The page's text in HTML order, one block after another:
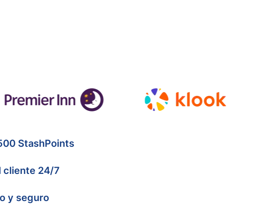
StashPoints
cliente 24/7
y seguro